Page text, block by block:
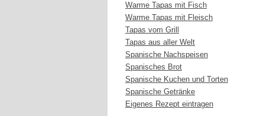
Warme Tapas mit Fisch
Warme Tapas mit Fleisch
Tapas vom Grill
Tapas aus aller Welt
Spanische Nachspeisen
Spanisches Brot
Spanische Kuchen und Torten
Spanische Getränke
Eigenes Rezept eintragen